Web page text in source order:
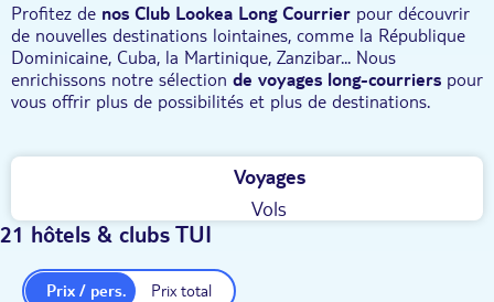
Profitez de nos Club Lookea Long Courrier pour découvrir
de nouvelles destinations lointaines, comme la République
Dominicaine, Cuba, la Martinique, Zanzibar... Nous
enrichissons notre sélection de voyages long-courriers pour
vous offrir plus de possibilités et plus de destinations.
Voyages
Vols
21 hôtels & clubs TUI
Prix total
Prix / pers.